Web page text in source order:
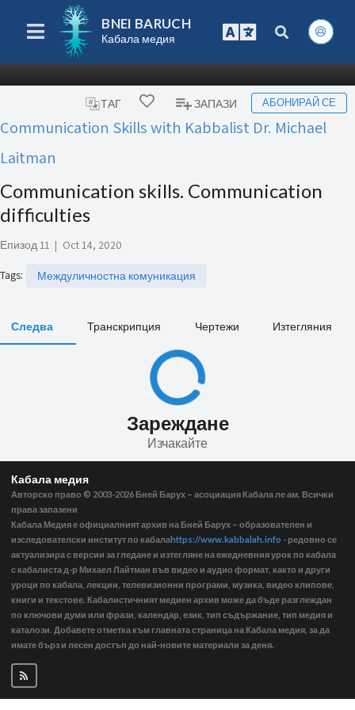
BNEI BARUCH
Кабала медия
ТАГ ЗАПАЗИ АБОНИРАЙ СЕ
Communication Skills with Kabbalist Dr. Michael
Laitman
Communication skills. Communication
difficulties
Епизод 11 | Oct 14, 2020
Tags: Междуличностна комуникация
Следва Транскрипция Чертежи Изтегляния
Зареждане
Изчакайте
Кабала медия
Авторско право © 2003-2026 Бней Барух – асоциация Кабала ле ам. Всички
права запазени
Кабала Медия е официалният архив на Бней Барух – образователен и
изследователски институт по кабалаhttps://www.kabbalah.info - редовно се
актуализира с версии за гледане и изтегляне на ежедневния урок по кабала
с кабалиста д-р Михаел Лайтман във видео и аудио формат, както и други
уроци по кабала, лекции, телевизионни програми, музика, видео клипове,
книги и текстове. Кабалистичният медиен архив може да бъде разглеждан
по ключови думи или фрази, календар, език, тип съдържание, тип медия и
каталози. Добавете отметка към главната страница на Кабала медия, за да
имате бърз и лесен достъп до най-новите материали за деня.